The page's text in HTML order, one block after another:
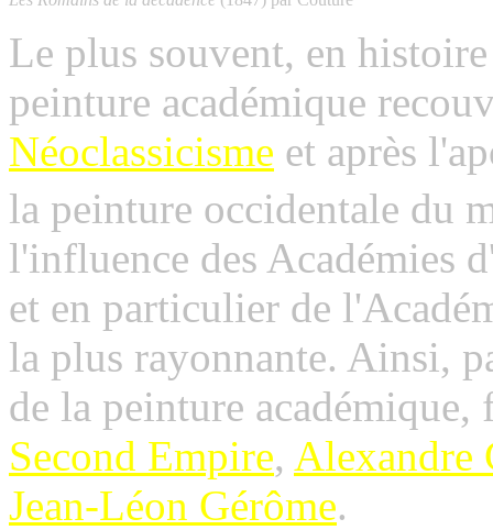
Le plus souvent, en
peinture académique
Néoclassicisme et après
la peinture occidentale du
l'influence des Académies
et en particulier de
la plus rayonnante. Ainsi,
de la peinture
Second Empire, Alexandre
Jean-Léon Gérôme.